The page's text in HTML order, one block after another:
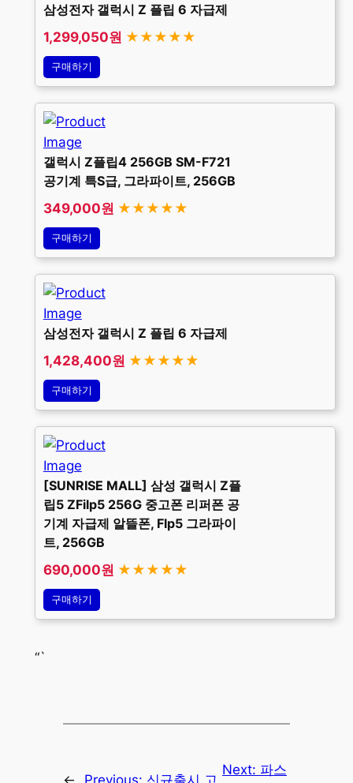
삼성전자 갤럭시 Z 플립 6 자급제
1,299,050원 ★★★★★
구매하기
갤럭시 Z플립4 256GB SM-F721
공기계 특S급, 그라파이트, 256GB
349,000원 ★★★★★
구매하기
삼성전자 갤럭시 Z 플립 6 자급제
1,428,400원 ★★★★★
구매하기
[SUNRISE MALL] 삼성 갤럭시 Z플
립5 ZFilp5 256G 중고폰 리퍼폰 공
기계 자급제 알뜰폰, Flp5 그라파이
트, 256GB
690,000원 ★★★★★
구매하기
“`
Next: 파스